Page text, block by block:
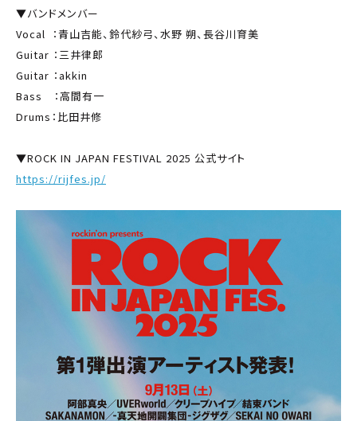
▼バンドメンバー
Vocal ：青山吉能、鈴代紗弓、水野 朔、長谷川育美
Guitar ：三井律郎
Guitar ：akkin
Bass ：高間有一
Drums：比田井修
▼ROCK IN JAPAN FESTIVAL 2025 公式サイト
https://rijfes.jp/